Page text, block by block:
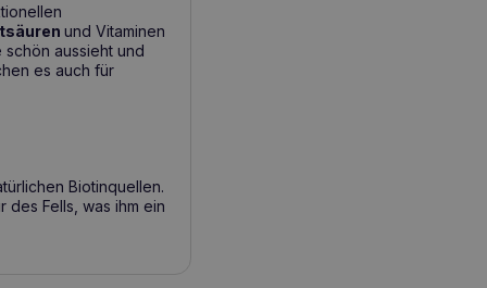
und Vitaminen
aussieht und
es auch für
Biotinquellen.
des Fells, was ihm ein